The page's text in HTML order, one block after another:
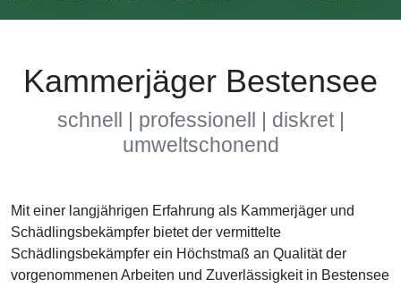
Kammerjäger Bestensee
schnell | professionell | diskret |
umweltschonend
Mit einer langjährigen Erfahrung als Kammerjäger und
Schädlingsbekämpfer bietet der vermittelte
Schädlingsbekämpfer ein Höchstmaß an Qualität der
vorgenommenen Arbeiten und Zuverlässigkeit in Bestensee